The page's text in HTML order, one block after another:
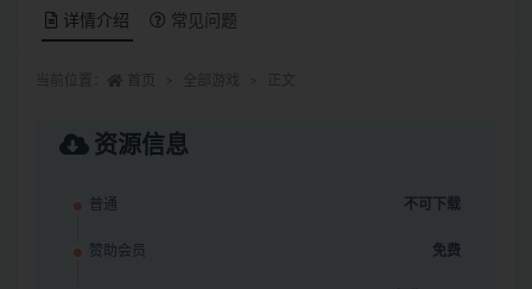
详情介绍 常见问题
资源信息
普通 不可下载
赞助会员 免费